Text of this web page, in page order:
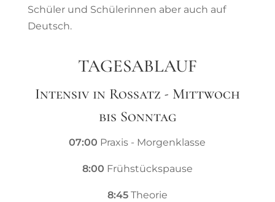
Schüler und Schülerinnen aber auch auf
Deutsch.
TAGESABLAUF
Intensiv in Rossatz - Mittwoch
bis Sonntag
07:00 Praxis - Morgenklasse
8:00 Frühstückspause
8:45 Theorie